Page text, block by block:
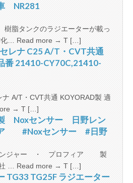
NR281
脂タンクのラジエーターが載っ
化… Read more → T […]
レナ C25 A/T・CVT共通
番 21410-CY70C,21410-
A/T・CVT共通 KOYORAD製 適
→ T […]
Noxセンサー 日野レン
#Noxセンサー #日野
ンジャー ・ プロフィア 製
… Read more → T […]
TG33 TG25F ラジエーター